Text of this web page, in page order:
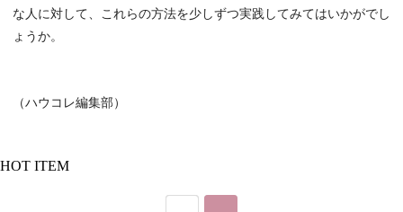
な人に対して、これらの方法を少しずつ実践してみてはいかがでし
ょうか。
（ハウコレ編集部）
HOT ITEM